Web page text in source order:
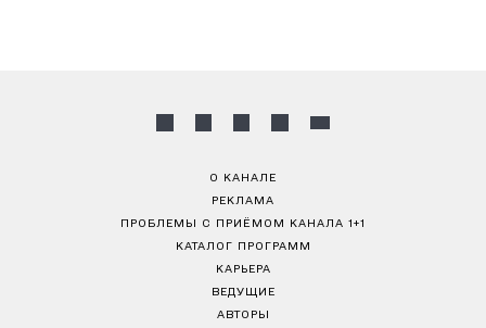
О КАНАЛЕ
РЕКЛАМА
ПРОБЛЕМЫ С ПРИЁМОМ КАНАЛА 1+1
КАТАЛОГ ПРОГРАММ
КАРЬЕРА
ВЕДУЩИЕ
АВТОРЫ